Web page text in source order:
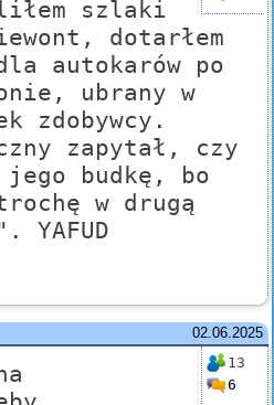
szlaki
dotarłem
autokarów po
ubrany w
zdobywcy.
zapytał, czy
budkę, bo
w drugą
02.06.2025
13
6